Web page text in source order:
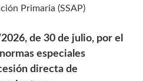
de 30 de julio, por el
especiales
directa de